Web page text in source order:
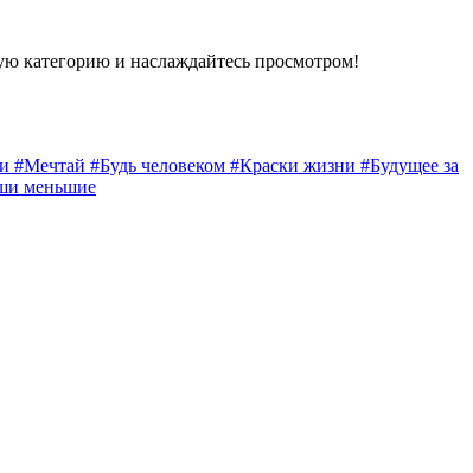
категорию и наслаждайтесь просмотром!
#Мечтай #Будь человеком #Краски жизни #Будущее за
меньшие